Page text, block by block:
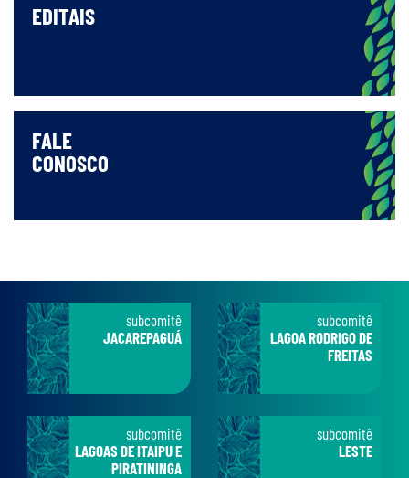
EDITAIS
FALE
CONOSCO
subcomitê
JACAREPAGUÁ
subcomitê
LAGOA RODRIGO DE
FREITAS
subcomitê
LAGOAS DE ITAIPU E
PIRATININGA
subcomitê
LESTE